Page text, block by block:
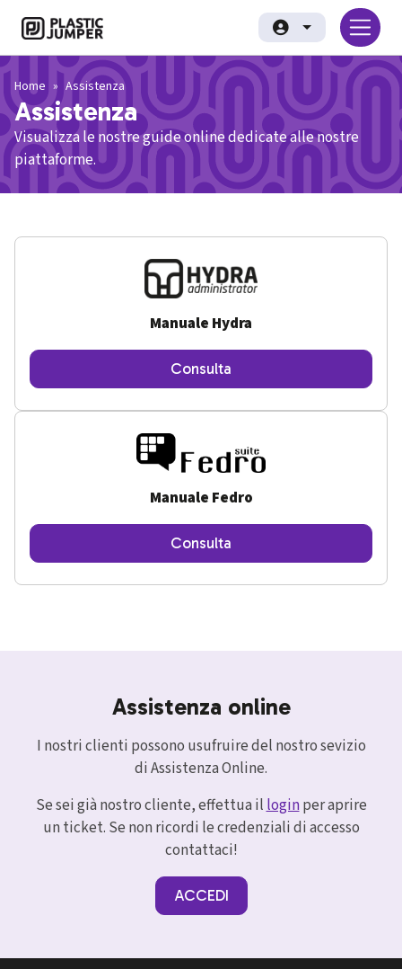
Plastic Jumper srl
Home Assistenza
Assistenza
Visualizza le nostre guide online dedicate alle nostre
piattaforme.
Manuale Hydra
Consulta
Manuale Fedro
Consulta
Assistenza online
I nostri clienti possono usufruire del nostro sevizio
di Assistenza Online.
Se sei già nostro cliente, effettua illoginper aprire
un ticket. Se non ricordi le credenziali di accesso
contattaci!
ACCEDI